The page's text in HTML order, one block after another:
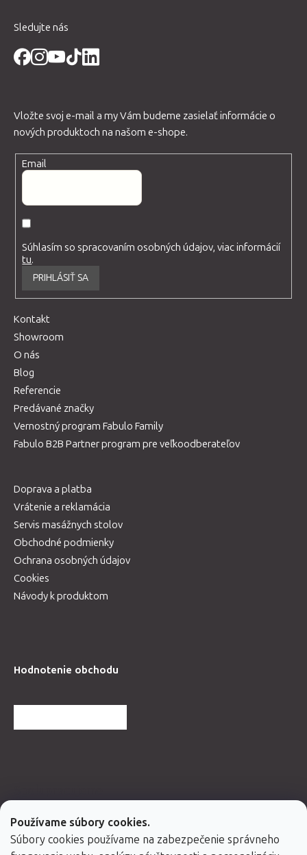
Používame súbory cookies.
Súbory cookies používame na zabezpečenie správneho
Sledujte nás
Vložte svoj e-mail a my Vám budeme zasielať informácie o
nových produktoch na našom e-shope.
Email
Súhlasím so spracovaním osobných údajov, viac informácií
tu.
PRIHLÁSIŤ SA
Kontakt
Showroom
O nás
Blog
Referencie
Predávané značky
Vernostný program Fabulo Family
Fabulo B2B Partner program pre veľkoodberateľov
Doprava a platba
Vrátenie a reklamácia
Servis masážnych stolov
Obchodné podmienky
Ochrana osobných údajov
Cookies
Návody k produktom
Hodnotenie obchodu